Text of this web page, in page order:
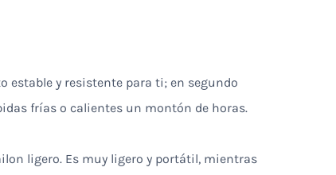
estable y resistente para ti; en segundo
frías o calientes un montón de horas.
ligero. Es muy ligero y portátil, mientras